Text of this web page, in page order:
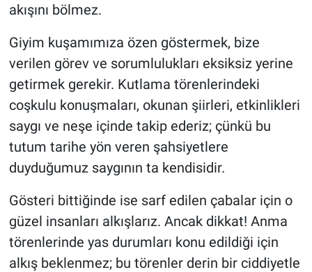
akışını bölmez.
Giyim kuşamımıza özen göstermek, bize
verilen görev ve sorumlulukları eksiksiz yerine
getirmek gerekir. Kutlama törenlerindeki
coşkulu konuşmaları, okunan şiirleri, etkinlikleri
saygı ve neşe içinde takip ederiz; çünkü bu
tutum tarihe yön veren şahsiyetlere
duyduğumuz saygının ta kendisidir.
Gösteri bittiğinde ise sarf edilen çabalar için o
güzel insanları alkışlarız. Ancak dikkat! Anma
törenlerinde yas durumları konu edildiği için
alkış beklenmez; bu törenler derin bir ciddiyetle